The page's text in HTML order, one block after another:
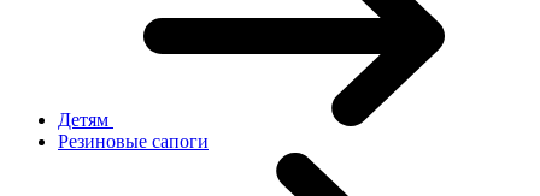
Детям
Резиновые сапоги